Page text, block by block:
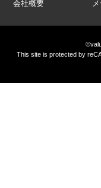
会社概要
This site is protected by